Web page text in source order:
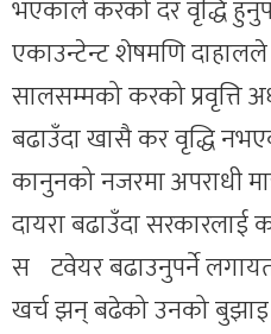
भएकाले करको दर वृद्धि
एकाउन्टेन्ट शेषमणि
सालसम्मको करको प्रवृत्ति
बढाउँदा खासै कर वृद्धि
कानुनको नजरमा अपराधी
दायरा बढाउँदा सरकारलाई
सºटवेयर बढाउनुपर्ने
खर्च झन् बढेको उनको